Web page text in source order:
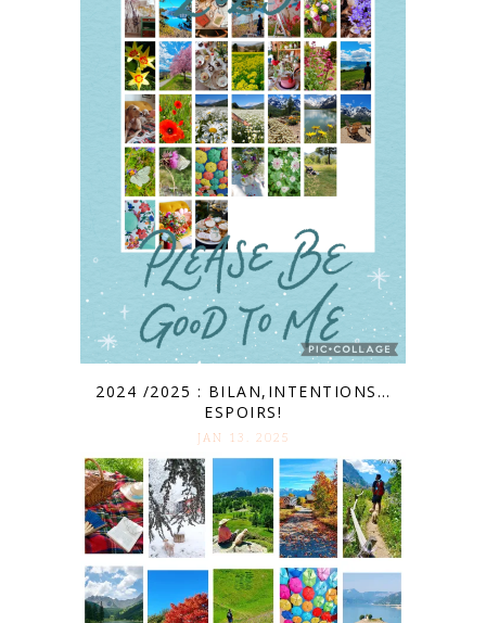
2024 /2025 : BILAN,INTENTIONS…
ESPOIRS!
JAN 13. 2025